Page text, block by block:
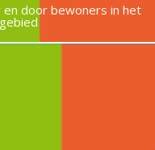
door bewoners in het